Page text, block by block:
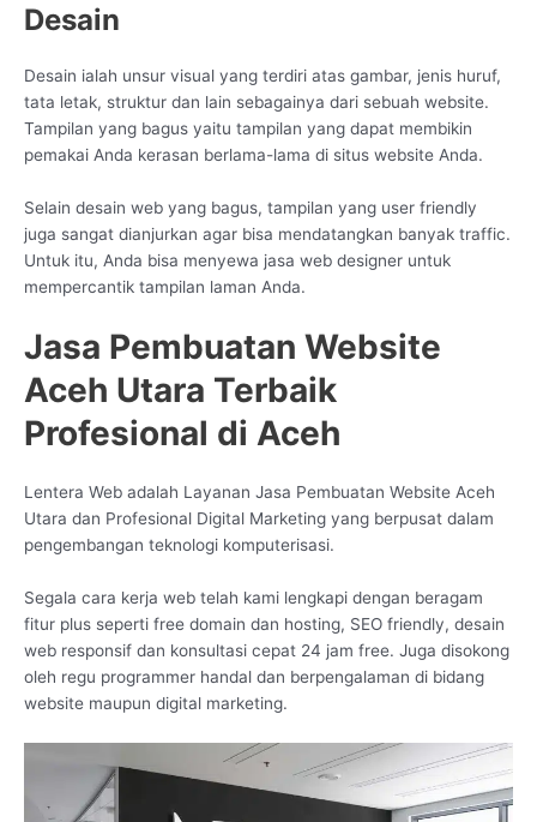
Desain
Desain ialah unsur visual yang terdiri atas gambar, jenis huruf,
tata letak, struktur dan lain sebagainya dari sebuah website.
Tampilan yang bagus yaitu tampilan yang dapat membikin
pemakai Anda kerasan berlama-lama di situs website Anda.
Selain desain web yang bagus, tampilan yang user friendly
juga sangat dianjurkan agar bisa mendatangkan banyak traffic.
Untuk itu, Anda bisa menyewa jasa web designer untuk
mempercantik tampilan laman Anda.
Jasa Pembuatan Website
Aceh Utara Terbaik
Profesional di Aceh
Lentera Web adalah Layanan Jasa Pembuatan Website Aceh
Utara dan Profesional Digital Marketing yang berpusat dalam
pengembangan teknologi komputerisasi.
Segala cara kerja web telah kami lengkapi dengan beragam
fitur plus seperti free domain dan hosting, SEO friendly, desain
web responsif dan konsultasi cepat 24 jam free. Juga disokong
oleh regu programmer handal dan berpengalaman di bidang
website maupun digital marketing.